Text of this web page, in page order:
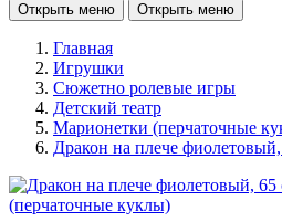
Открыть меню Открыть меню
Главная
Игрушки
Сюжетно ролевые игры
Детский театр
Марионетки (перчаточные
Дракон на плече